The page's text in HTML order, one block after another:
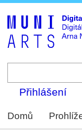
Přihlášení
Domů